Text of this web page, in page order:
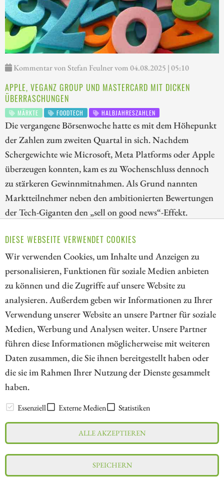
DIESE WEBSEITE VERWENDET COOKIES
Wir verwenden Cookies, um Inhalte und Anzeigen zu
personalisieren, Funktionen für soziale Medien anbieten
zu können und die Zugriffe auf unsere Website zu
analysieren. Außerdem geben wir Informationen zu Ihrer
Verwendung unserer Website an unsere Partner für soziale
Medien, Werbung und Analysen weiter. Unsere Partner
führen diese Informationen möglicherweise mit weiteren
Daten zusammen, die Sie ihnen bereitgestellt haben oder
die sie im Rahmen Ihrer Nutzung der Dienste gesammelt
haben.
Essenziell Externe Medien Statistiken
ALLE AKZEPTIEREN
SPEICHERN
Kommentar von Stefan Feulner vom 04.08.2025 | 05:10
APPLE, VEGANZ GROUP UND MASTERCARD MIT DICKEN
ÜBERRASCHUNGEN
MÄRKTE FOODTECH HALBJAHRESZAHLEN
Die vergangene Börsenwoche hatte es mit dem Höhepunkt
der Zahlen zum zweiten Quartal in sich. Nachdem
Schergewichte wie Microsoft, Meta Platforms oder Apple
überzeugen konnten, kam es zu Wochenschluss dennoch
zu stärkeren Gewinnmitnahmen. Als Grund nannten
Marktteilnehmer neben den ambitionierten Bewertungen
der Tech-Giganten den „sell on good news“-Effekt.
Unternehmen, das neben hervorragenden Zahlen mit einer
Neuausrichtung der Strategie aufwarten konnte.
ZUM KOMMENTAR
// kapitalerhoehungen.de - © 2026 - Die Informationsplattform für
Investoren und Unternehmen rund um Kapitalerhöhung, Kapitalmarkt
und Unternehmensfinanzierung
LEXIKON
Impressum
Datenschutz
Interessenskonflikt & Risikohinweis
Nutzungsbedingungen